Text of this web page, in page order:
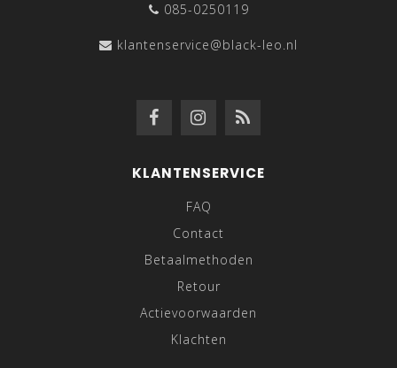
085-0250119
klantenservice@black-leo.nl
KLANTENSERVICE
FAQ
Contact
Betaalmethoden
Retour
Actievoorwaarden
Klachten